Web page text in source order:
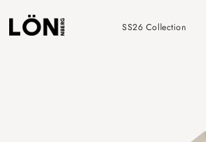
content
SS26 Collection